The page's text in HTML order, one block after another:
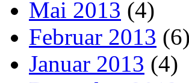
Mai 2013 (4)
Februar 2013 (6)
Januar 2013 (4)